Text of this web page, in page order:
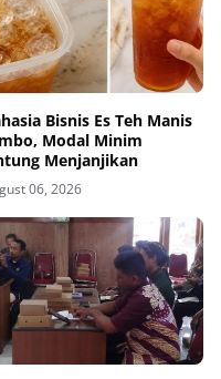
Bisnis Es Teh Manis
Modal Minim
Menjanjikan
06, 2026